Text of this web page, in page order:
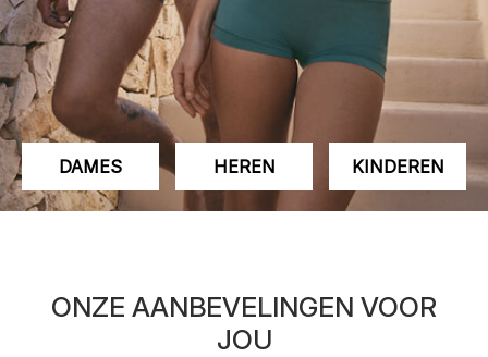
DAMES HEREN KINDEREN
ONZE AANBEVELINGEN VOOR
JOU